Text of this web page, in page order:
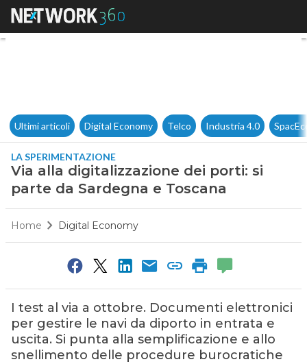
Via alla digitalizzazione dei
Ultimi articoli Digital Economy Telco Industria 4.0
LA SPERIMENTAZIONE
Via alla digitalizzazione dei porti: si
parte da Sardegna e Toscana
Home Digital Economy
I test al via a ottobre. Documenti elettronici
per gestire le navi da diporto in entrata e
uscita. Si punta alla semplificazione e allo
snellimento delle procedure burocratiche